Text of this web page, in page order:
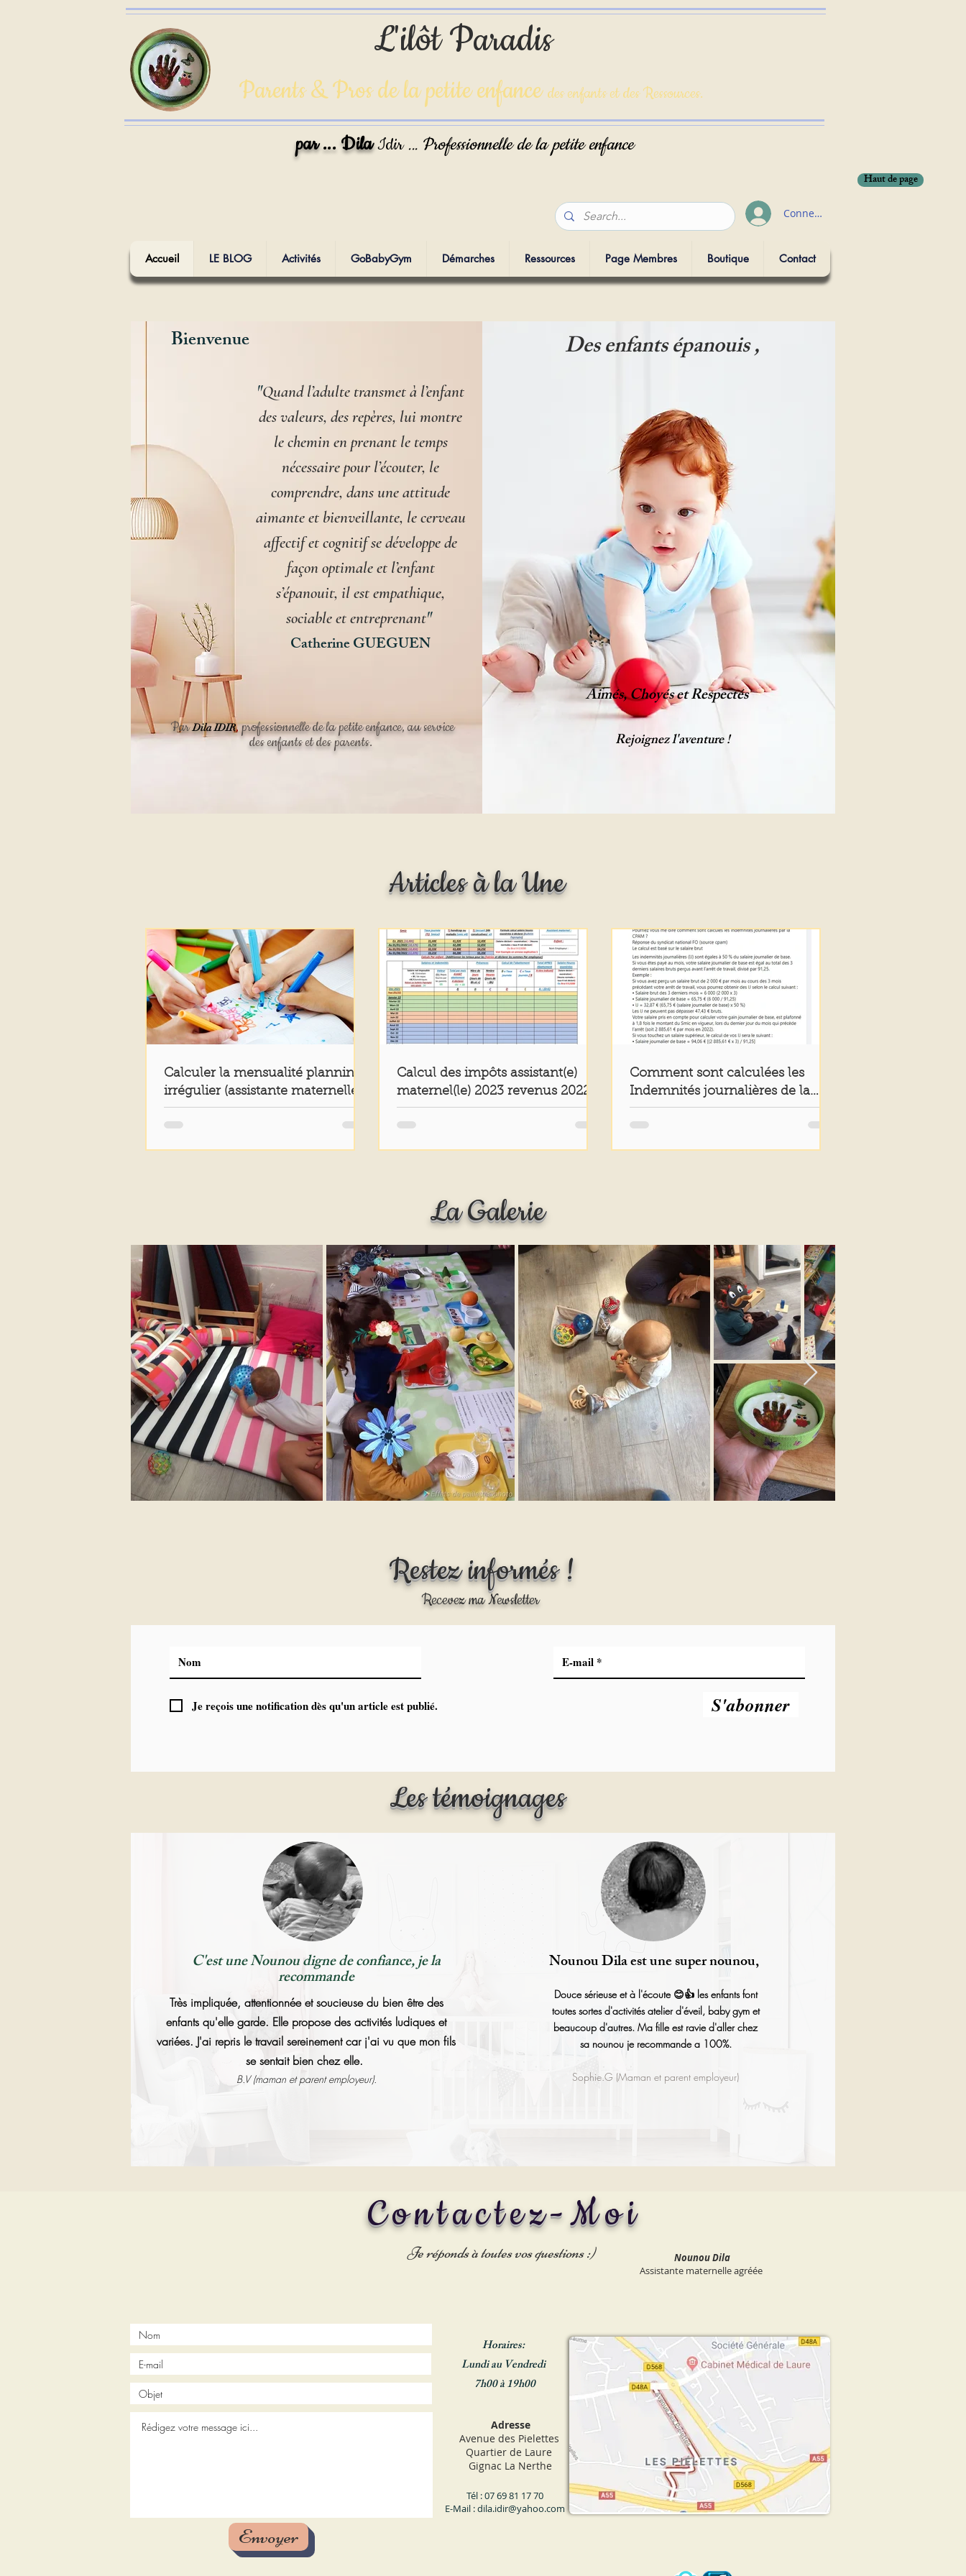
Haut de page
L'ilôt Paradis
Parents & Pros de la petite enfance des enfants et des Ressources.
par ... DilaIdir ... Professionnellede la petite enfance
Connexion
Accueil LE BLOG Activités GoBabyGym Démarches Ressources Page Membres Boutique Contact
Bienvenue
"Quand l’adulte transmet à l’enfant
des valeurs, des repères, lui montre
le chemin en prenant le temps
nécessaire pour l’écouter, le
comprendre, dans une attitude
aimante et bienveillante, le cerveau
affectif et cognitif se développe de
façon optimale et l’enfant
s’épanouit, il est empathique,
sociable et entreprenant"
Catherine GUEGUEN
Par Dila IDIR,professionnelle de la petite enfance, au service
des enfants et des parents.
Des enfants épanouis ,
Aimés, Choyés et Respectés
Rejoignez l'aventure !
Articles à la Une
Calculer la mensualité planning
irrégulier (assistante maternelle)
__Partie 1 ___
Calcul des impôts assistant(e)
maternel(le) 2023 revenus 2022
(Mise à jour: 14/05/2023)
Comment sont calculées les
Indemnités journalières de la
Sécu ? Quelles démarches ?
La Galerie
Restez informés !
Recevez ma Newsletter
Je reçois une notification dès qu'un article est publié. S'abonner
Les témoignages
C'est une Nounou digne de confiance, je la
recommande
Très impliquée, attentionnée et soucieuse du bien être des
enfants qu'elle garde. Elle propose des activités ludiques et
variées. J'ai repris le travail sereinement car j'ai vu que mon fils
se sentait bien chez elle.
B.V (maman et parent employeur).
Nounou Dila est une super nounou,
Douce sérieuse et à l'écoute 😊👍 les enfants font
toutes sortes d'activités atelier d'éveil, baby gym et
beaucoup d'autres. Ma fille est ravie d'aller chez
sa nounou je recommande a 100%.
Sophie.G (Maman et parent employeur)
Contactez-Moi
Je réponds à toutes vos questions :)
Nounou Dila
Assistante maternelle agréée
Horaires:
Lundi au Vendredi
7h00 à 19h00
Envoyer
Adresse
Avenue des Pielettes
Quartier de Laure
Gignac La Nerthe
Tél : 07 69 81 17 70
E-Mail :dila.idir@yahoo.com